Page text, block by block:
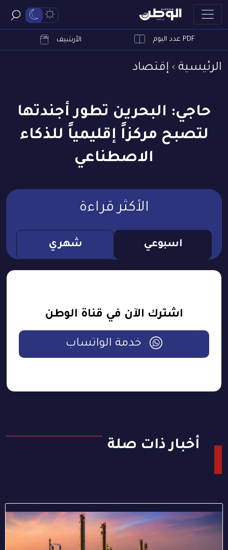
PDF عدد اليوم الأرشيف
الرئيسية إقتصاد
حاجي: البحرين تطور أجندتها
لتصبح مركزاً إقليمياً للذكاء
الاصطناعي
الأكثر قراءة
اسبوعي شهري
اشترك الآن في قناة الوطن
خدمة الواتساب
أخبار ذات صلة